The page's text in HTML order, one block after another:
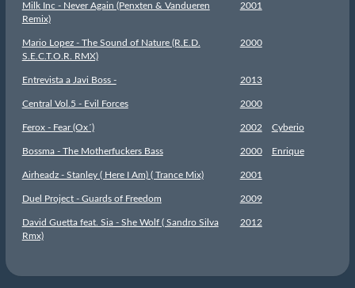
Milk Inc - Never Again (Penxten & Vandueren
Remix)
2001
Mario Lopez - The Sound of Nature (R.E.D.
S.E.C.T.O.R. RMX)
2000
Entrevista a Javi Boss - 2013
Central Vol.5 - Evil Forces 2000
Ferox - Fear (Ox´) 2002 Cyberio
Bossma - The Motherfuckers Bass 2000 Enrique
Airheadz - Stanley ( Here I Am) ( Trance Mix) 2001
Duel Project - Guards of Freedom 2009
David Guetta feat. Sia - She Wolf ( Sandro Silva
Rmx)
2012